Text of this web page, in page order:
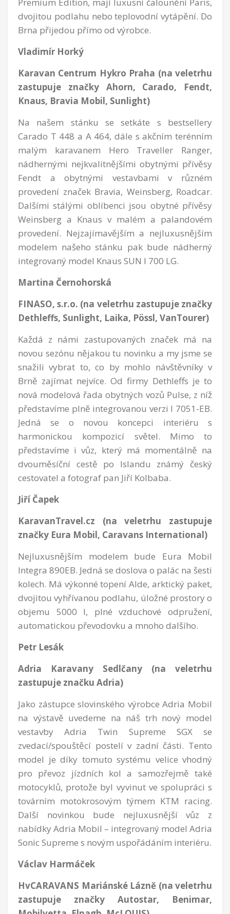
dvojitou podlahu nebo teplovodní vytápění. Do
Brna přijedou přímo od výrobce.
Vladimír Horký
Karavan Centrum Hykro Praha (na veletrhu
zastupuje značky Ahorn, Carado, Fendt,
Knaus, Bravia Mobil, Sunlight)
Na našem stánku se setkáte s bestsellery
Carado T 448 a A 464, dále s akčním terénním
malým karavanem Hero Traveller Ranger,
nádhernými nejkvalitnějšími obytnými přívěsy
Fendt a obytnými vestavbami v různém
provedení značek Bravia, Weinsberg, Roadcar.
Dalšími stálými oblíbenci jsou obytné přívěsy
Weinsberg a Knaus v malém a palandovém
provedení. Nejzajímavějším a nejluxusnějším
modelem našeho stánku pak bude nádherný
integrovaný model Knaus SUN I 700 LG.
Martina Černohorská
FINASO, s.r.o. (na veletrhu zastupuje značky
Dethleffs, Sunlight, Laika, Pössl, VanTourer)
Každá z námi zastupovaných značek má na
novou sezónu nějakou tu novinku a my jsme se
snažili vybrat to, co by mohlo návštěvníky v
Brně zajímat nejvíce. Od firmy Dethleffs je to
nová modelová řada obytných vozů Pulse, z níž
představíme plně integrovanou verzi I 7051-EB.
Jedná se o novou koncepci interiéru s
harmonickou kompozicí světel. Mimo to
představíme i vůz, který má momentálně na
dvouměsíční cestě po Islandu známý český
cestovatel a fotograf pan Jiří Kolbaba.
Jiří Čapek
KaravanTravel.cz (na veletrhu zastupuje
značky Eura Mobil, Caravans International)
Nejluxusnějším modelem bude Eura Mobil
Integra 890EB. Jedná se doslova o palác na šesti
kolech. Má výkonné topení Alde, arktický paket,
dvojitou vyhřívanou podlahu, úložné prostory o
objemu 5000 l, plné vzduchové odpružení,
automatickou převodovku a mnoho dalšího.
Petr Lesák
Adria Karavany Sedlčany (na veletrhu
zastupuje značku Adria)
Jako zástupce slovinského výrobce Adria Mobil
na výstavě uvedeme na náš trh nový model
vestavby Adria Twin Supreme SGX se
zvedací/spouštěcí postelí v zadní části. Tento
model je díky tomuto systému velice vhodný
pro převoz jízdních kol a samozřejmě také
motocyklů, protože byl vyvinut ve spolupráci s
továrním motokrosovým týmem KTM racing.
Další novinkou bude nejluxusnější vůz z
nabídky Adria Mobil – integrovaný model Adria
Sonic Supreme s novým uspořádáním interiéru.
Václav Harmáček
HvCARAVANS Mariánské Lázně (na veletrhu
zastupuje značky Autostar, Benimar,